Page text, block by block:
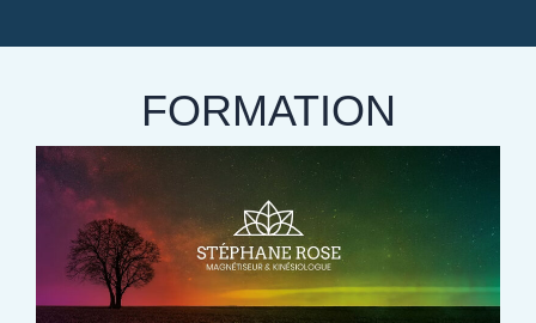
FORMATION